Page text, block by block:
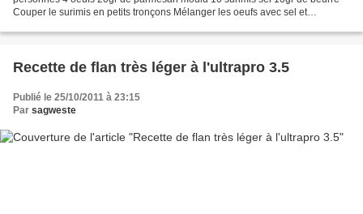
Couper le surimis en petits tronçons Mélanger les oeufs avec sel et
Recette de flan très léger à l'ultrapro 3.5
Publié le 25/10/2011 à 23:15
Par sagweste